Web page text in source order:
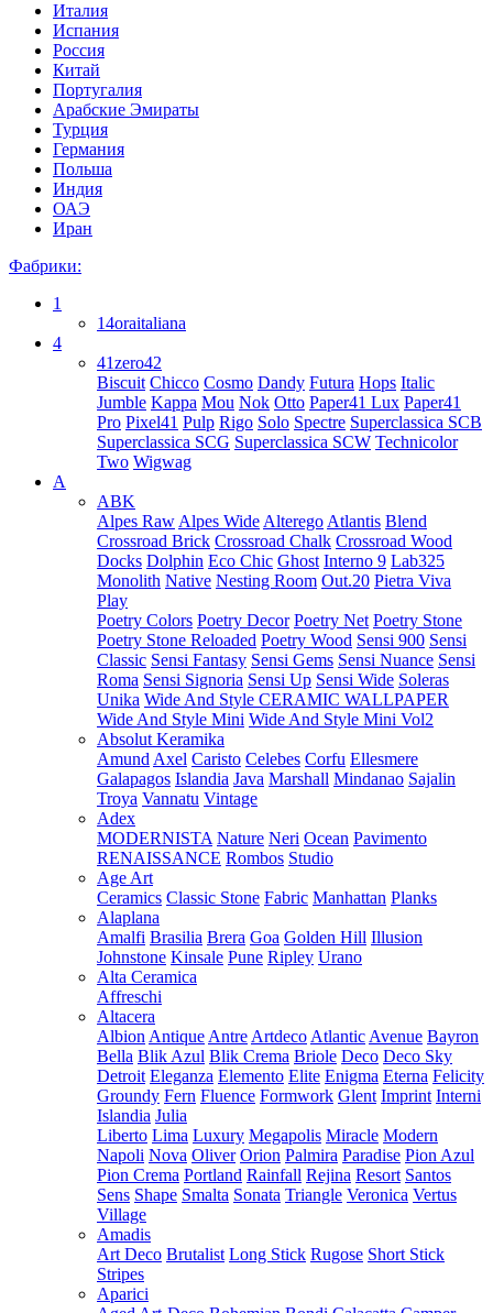
Италия
Испания
Россия
Китай
Португалия
Арабские Эмираты
Турция
Германия
Польша
Индия
ОАЭ
Иран
Фабрики:
1
14oraitaliana
4
41zero42
Biscuit Chicco Cosmo Dandy Futura Hops Italic
Jumble Kappa Mou Nok Otto Paper41 Lux Paper41
Pro Pixel41 Pulp Rigo Solo Spectre Superclassica SCB
Superclassica SCG Superclassica SCW Technicolor
Two Wigwag
A
ABK
Alpes Raw Alpes Wide Alterego Atlantis Blend
Crossroad Brick Crossroad Chalk Crossroad Wood
Docks Dolphin Eco Chic Ghost Interno 9 Lab325
Monolith Native Nesting Room Out.20 Pietra Viva
Play
Poetry Colors Poetry Decor Poetry Net Poetry Stone
Poetry Stone Reloaded Poetry Wood Sensi 900 Sensi
Classic Sensi Fantasy Sensi Gems Sensi Nuance Sensi
Roma Sensi Signoria Sensi Up Sensi Wide Soleras
Unika Wide And Style CERAMIC WALLPAPER
Wide And Style Mini Wide And Style Mini Vol2
Absolut Keramika
Amund Axel Caristo Celebes Corfu Ellesmere
Galapagos Islandia Java Marshall Mindanao Sajalin
Troya Vannatu Vintage
Adex
MODERNISTA Nature Neri Ocean Pavimento
RENAISSANCE Rombos Studio
Age Art
Ceramics Classic Stone Fabric Manhattan Planks
Alaplana
Amalfi Brasilia Brera Goa Golden Hill Illusion
Johnstone Kinsale Pune Ripley Urano
Alta Ceramica
Affreschi
Altacera
Albion Antique Antre Artdeco Atlantic Avenue Bayron
Bella Blik Azul Blik Crema Briole Deco Deco Sky
Detroit Eleganza Elemento Elite Enigma Eterna Felicity
Groundy Fern Fluence Formwork Glent Imprint Interni
Islandia Julia
Liberto Lima Luxury Megapolis Miracle Modern
Napoli Nova Oliver Orion Palmira Paradise Pion Azul
Pion Crema Portland Rainfall Rejina Resort Santos
Sens Shape Smalta Sonata Triangle Veronica Vertus
Village
Amadis
Art Deco Brutalist Long Stick Rugose Short Stick
Stripes
Aparici